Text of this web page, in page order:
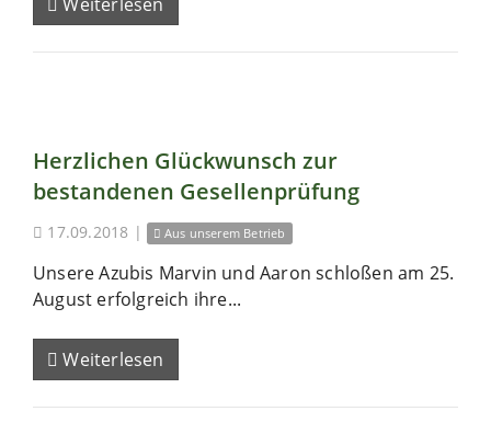
Herzlichen Glückwunsch zur
bestandenen Gesellenprüfung
17.09.2018 | Aus unserem Betrieb
Unsere Azubis Marvin und Aaron schloßen am 25.
August erfolgreich ihre...
Weiterlesen